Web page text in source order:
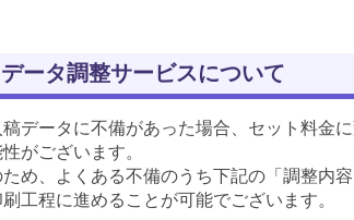
データ調整サービスについて
稿データに不備があった場合、セット料金
がございます。
ため、よくある不備のうち下記の「調整内
工程に進めることが可能でございます。